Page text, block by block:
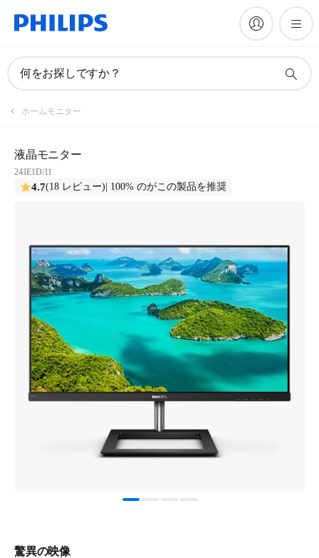
何をお探しですか？
ホームモニター
液晶モニター
241E1D/11
4.7(18 レビュー) | 100% のがこの製品を推奨
驚異の映像